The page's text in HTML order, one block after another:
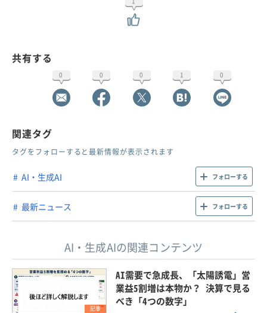
共有する
0 0 0 1 0
関連タグ
タグをフォローすると最新情報が表示されます
AI・生成AI フォローする
最新ニュース フォローする
AI・生成AIの関連コンテンツ
記事
AI需要で急成長、「太陽誘電」営
業益5割増は本物か？ 決算で見る
べき「4つの数字」